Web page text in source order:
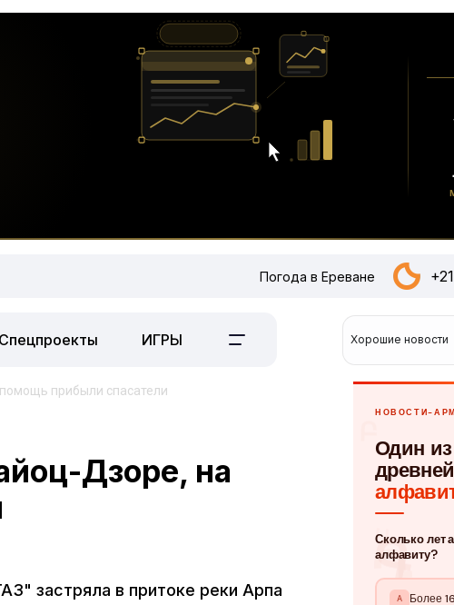
Погода в Ереване +21
Спецпроекты ИГРЫ Хорошие новости
прибыли спасатели
Дзоре, на
застряла в притоке реки Арпа